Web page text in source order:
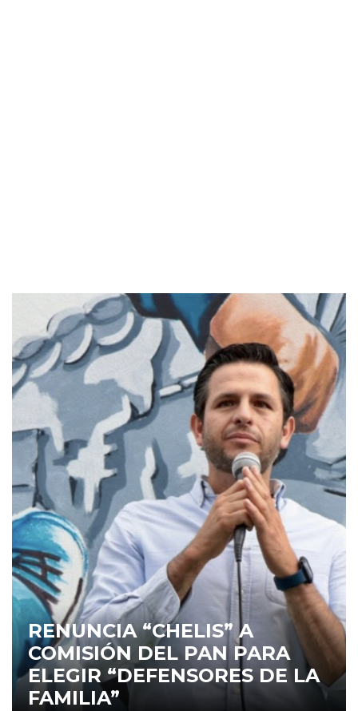
RENUNCIA “CHELIS” A
COMISIÓN DEL PAN PARA
ELEGIR “DEFENSORES DE LA
FAMILIA”